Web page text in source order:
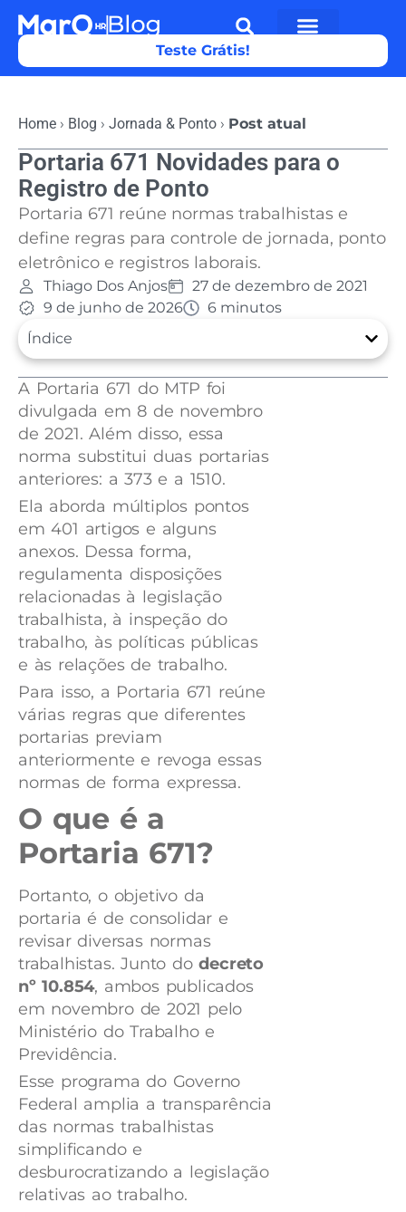
Teste Grátis!
Home › Blog › Jornada & Ponto › Post atual
Portaria 671 Novidades para o
Registro de Ponto
Portaria 671 reúne normas trabalhistas e
define regras para controle de jornada, ponto
eletrônico e registros laborais.
Thiago Dos Anjos
27 de dezembro de 2021
9 de junho de 2026
6 minutos
Índice
A Portaria 671 do MTP foi
divulgada em 8 de novembro
de 2021. Além disso, essa
norma substitui duas portarias
anteriores: a 373 e a 1510.
Ela aborda múltiplos pontos
em 401 artigos e alguns
anexos. Dessa forma,
regulamenta disposições
relacionadas à legislação
trabalhista, à inspeção do
trabalho, às políticas públicas
e às relações de trabalho.
Para isso, a Portaria 671 reúne
várias regras que diferentes
portarias previam
anteriormente e revoga essas
normas de forma expressa.
O que é a
Portaria 671?
Portanto, o objetivo da
portaria é de consolidar e
revisar diversas normas
trabalhistas. Junto dodecreto
nº 10.854, ambos publicados
em novembro de 2021 pelo
Ministério do Trabalho e
Previdência.
Esse programa do Governo
Federal amplia a transparência
das normas trabalhistas
simplificando e
desburocratizando a legislação
relativas ao trabalho.